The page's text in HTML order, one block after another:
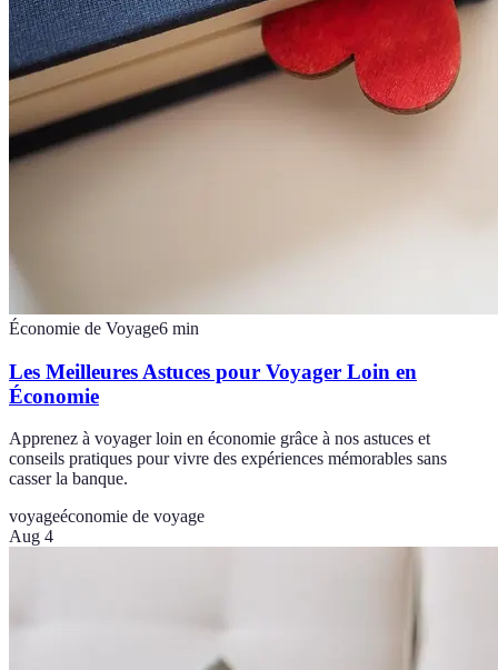
Économie de Voyage6 min
Les Meilleures Astuces pour Voyager Loin en
Économie
Apprenez à voyager loin en économie grâce à nos astuces et
conseils pratiques pour vivre des expériences mémorables sans
casser la banque.
voyageéconomie de voyage
Aug 4